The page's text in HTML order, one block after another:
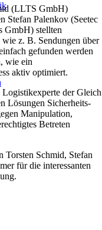
(LLTS GmbH)
Stefan Palenkov (Seetec
GmbH) stellten
z. B. Sendungen über
gefunden werden
wie ein
aktiv optimiert.
Logistikexperte der Gleich
Lösungen Sicherheits-
Manipulation,
Betreten
Torsten Schmid, Stefan
für die interessanten